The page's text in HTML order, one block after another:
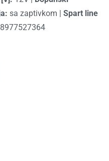
sa zaptivkom
Spart line